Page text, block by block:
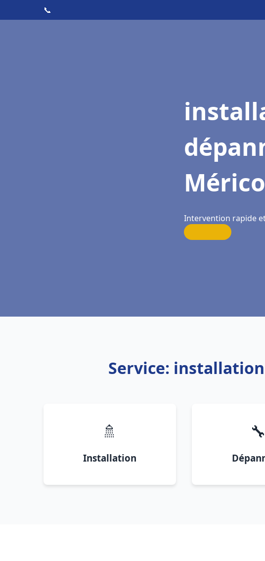
📞
Intervention rapide
Service:
🚿
Installation
🔧